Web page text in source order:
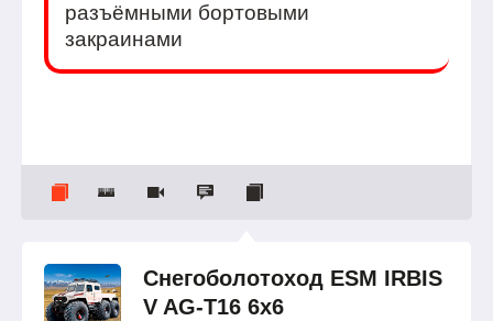
разъёмными бортовыми
закраинами
Снегоболотоход ESM IRBIS
V AG-T16 6x6